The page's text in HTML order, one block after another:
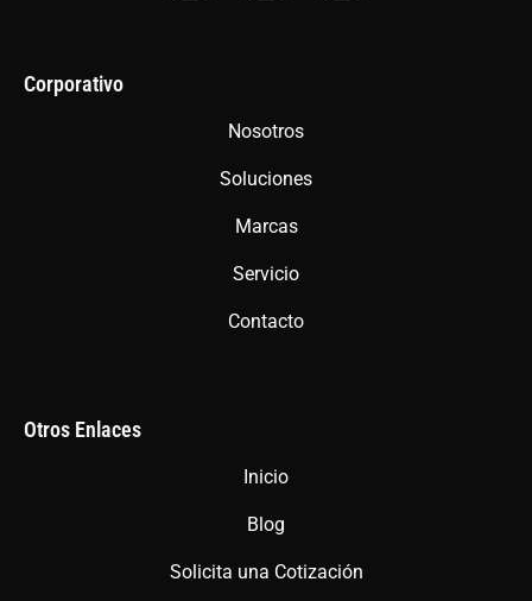
g
a
m
Corporativo
Nosotros
Soluciones
Marcas
Servicio
Contacto
Otros Enlaces
Inicio
Blog
Solicita una Cotización